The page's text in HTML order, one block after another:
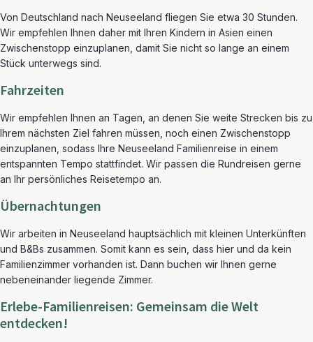
Von Deutschland nach Neuseeland fliegen Sie etwa 30 Stunden.
Wir empfehlen Ihnen daher mit Ihren Kindern in Asien einen
Zwischenstopp einzuplanen, damit Sie nicht so lange an einem
Stück unterwegs sind.
Fahrzeiten
Wir empfehlen Ihnen an Tagen, an denen Sie weite Strecken bis zu
Ihrem nächsten Ziel fahren müssen, noch einen Zwischenstopp
einzuplanen, sodass Ihre Neuseeland Familienreise in einem
entspannten Tempo stattfindet. Wir passen die Rundreisen gerne
an Ihr persönliches Reisetempo an.
Übernachtungen
Wir arbeiten in Neuseeland hauptsächlich mit kleinen Unterkünften
und B&Bs zusammen. Somit kann es sein, dass hier und da kein
Familienzimmer vorhanden ist. Dann buchen wir Ihnen gerne
nebeneinander liegende Zimmer.
Erlebe-Familienreisen: Gemeinsam die Welt
entdecken!